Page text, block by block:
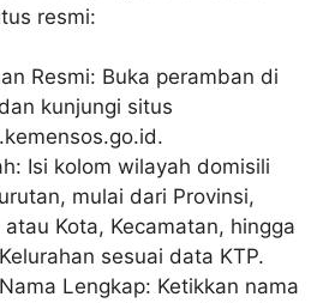
resmi:
Resmi: Buka peramban di
kunjungi situs
Isi kolom wilayah domisili
mulai dari Provinsi,
Kota, Kecamatan, hingga
sesuai data KTP.
Lengkap: Ketikkan nama